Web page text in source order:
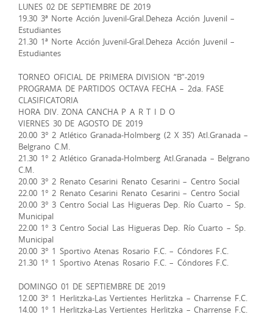
LUNES 02 DE SEPTIEMBRE DE 2019
19.30 3ª Norte Acción Juvenil-Gral.Deheza Acción Juvenil –
Estudiantes
21.30 1ª Norte Acción Juvenil-Gral.Deheza Acción Juvenil –
Estudiantes
TORNEO OFICIAL DE PRIMERA DIVISION “B”-2019
PROGRAMA DE PARTIDOS OCTAVA FECHA – 2da. FASE
CLASIFICATORIA
HORA DIV. ZONA CANCHA P A R T I D O
VIERNES 30 DE AGOSTO DE 2019
20.00 3° 2 Atlético Granada-Holmberg (2 X 35’) Atl.Granada –
Belgrano C.M.
21.30 1° 2 Atlético Granada-Holmberg Atl.Granada – Belgrano
C.M.
20.00 3° 2 Renato Cesarini Renato Cesarini – Centro Social
22.00 1° 2 Renato Cesarini Renato Cesarini – Centro Social
20.00 3° 3 Centro Social Las Higueras Dep. Río Cuarto – Sp.
Municipal
22.00 1° 3 Centro Social Las Higueras Dep. Río Cuarto – Sp.
Municipal
20.00 3° 1 Sportivo Atenas Rosario F.C. – Cóndores F.C.
21.30 1° 1 Sportivo Atenas Rosario F.C. – Cóndores F.C.
DOMINGO 01 DE SEPTIEMBRE DE 2019
12.00 3° 1 Herlitzka-Las Vertientes Herlitzka – Charrense F.C.
14.00 1° 1 Herlitzka-Las Vertientes Herlitzka – Charrense F.C.